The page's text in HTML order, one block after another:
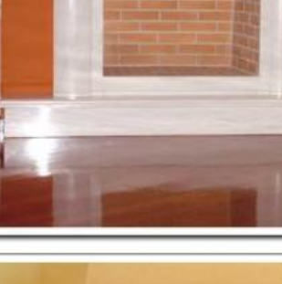
TZAKI-03